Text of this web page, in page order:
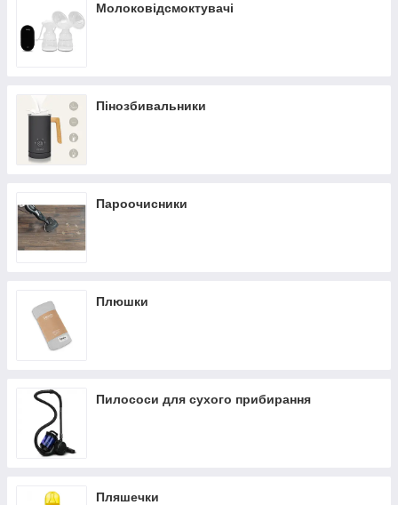
Молоковідсмоктувачі
Пінозбивальники
Пароочисники
Плюшки
Пилососи для сухого прибирання
Пляшечки